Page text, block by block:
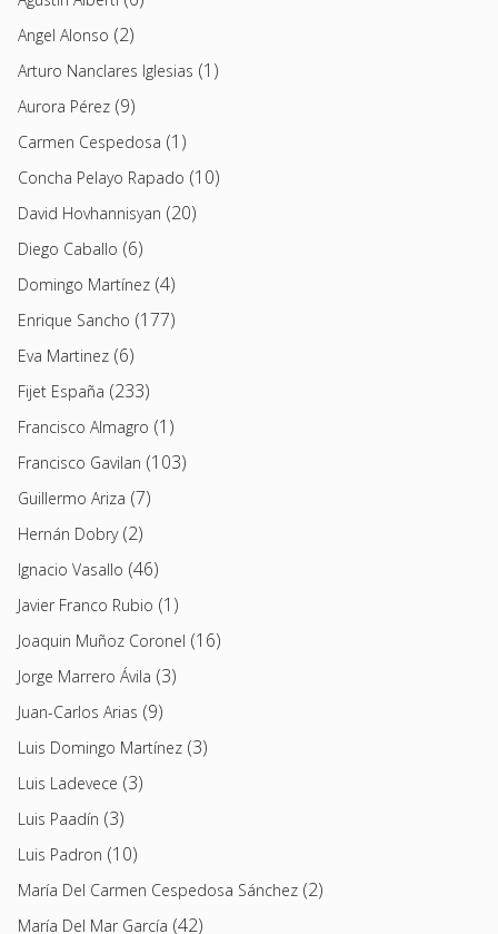
Angel Alonso (2)
Arturo Nanclares Iglesias (1)
Aurora Pérez (9)
Carmen Cespedosa (1)
Concha Pelayo Rapado (10)
David Hovhannisyan (20)
Diego Caballo (6)
Domingo Martínez (4)
Enrique Sancho (177)
Eva Martinez (6)
Fijet España (233)
Francisco Almagro (1)
Francisco Gavilan (103)
Guillermo Ariza (7)
Hernán Dobry(2)
Ignacio Vasallo (46)
Javier Franco Rubio (1)
Joaquin Muñoz Coronel (16)
Jorge Marrero Ávila (3)
Juan-Carlos Arias (9)
Luis Domingo Martínez (3)
Luis Ladevece (3)
Luis Paadín (3)
Luis Padron (10)
María Del Carmen Cespedosa Sánchez (2)
María Del Mar García (42)